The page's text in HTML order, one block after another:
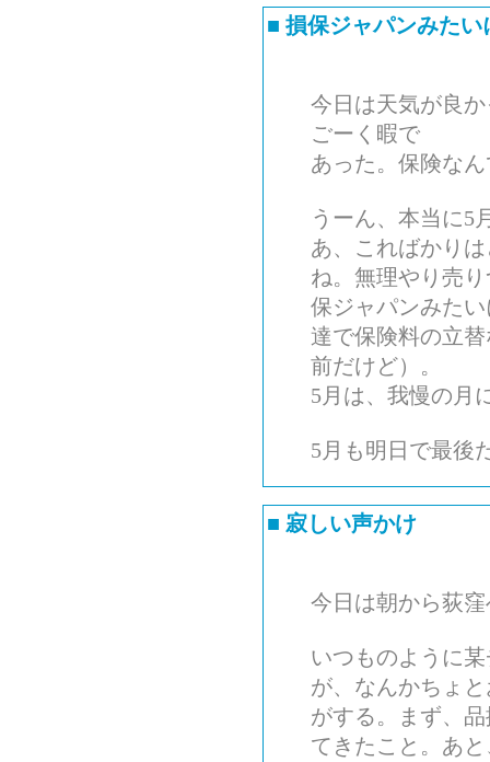
■ 損保ジャパンみた
今日は天気が良
ごーく暇で
あった。保険な
うーん、本当に5
あ、こればかり
ね。無理やり売
保ジャパンみた
達で保険料の立
前だけど）。
5月は、我慢の月
5月も明日で最後
■ 寂しい声かけ
今日は朝から荻
いつものように
が、なんかちょ
がする。まず、
てきたこと。あ